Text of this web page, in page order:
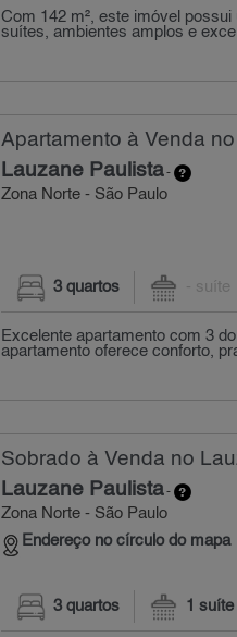
Com 142 m², este imóvel
suítes, ambientes amplos e
Apartamento à Venda
Lauzane Paulista-
Zona Norte - São Paulo
3 quartos - suíte
Excelente apartamento com 3
apartamento oferece conforto,
Sobrado à Venda no
Lauzane Paulista-
Zona Norte - São Paulo
Endereço no círculo do mapa
3 quartos 1 suíte